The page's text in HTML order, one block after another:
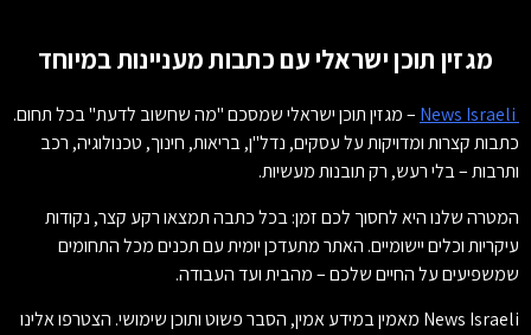
מגזין תוכן ישראלי עם כתבות מעניינות במיוחד
– מגזין תוכן ישראלי שמסכם "מה שחשוב לדעת" בכל תחום.
כתבות קצרות ומדויקות על עסקים, נדל"ן, בריאות, חינוך, טכנולוגיה, רכב
ותרבות – בלי רעש, רק תובנות מעשיות.
המטרה שלנו היא לחסוך לכם זמן: בכל כתבה תמצאו רקע קצר, נקודות
עיקריות וכלים יישומיים. האתר מתעדכן יומית עם תכנים מכל התחומים
שמשפיעים על החיים שלכם – מהבית ועד העבודה.
News Israeli מאמין במידע אמין, הסבר פשוט ותוכן שימושי. הצטרפו אלינו